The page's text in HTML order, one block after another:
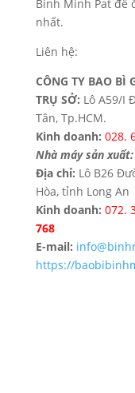
Binh Minh Pat để
nhất.
Liên hệ:
CÔNG TY BAO BÌ
TRỤ SỞ: Lô A59/I
Tân, Tp.HCM.
Kinh doanh: 028.
Nhà máy sản xuất:
Địa chỉ: Lô B26
Hòa, tỉnh Long An
Kinh doanh: 072.
768
E-mail:
https://